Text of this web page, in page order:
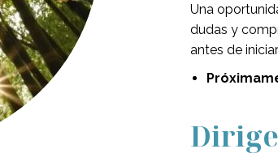
Una
dudas y
antes de